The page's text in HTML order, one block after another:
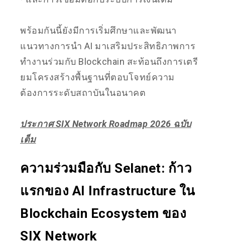
พร้อมกันนี้ยังมีการเริ่มศึกษาและพัฒนา
แนวทางการนำ AI มาเสริมประสิทธิภาพการ
ทำงานร่วมกับ Blockchain สะท้อนถึงการเตรี
ยมโครงสร้างพื้นฐานที่ตอบโจทย์ความ
ต้องการระดับสถาบันในอนาคต
ประกาศ SIX Network Roadmap 2026 ฉบับ
เต็ม
ความร่วมมือกับ Selanet: ก้าว
แรกของ AI Infrastructure ใน
Blockchain Ecosystem ของ
SIX Network